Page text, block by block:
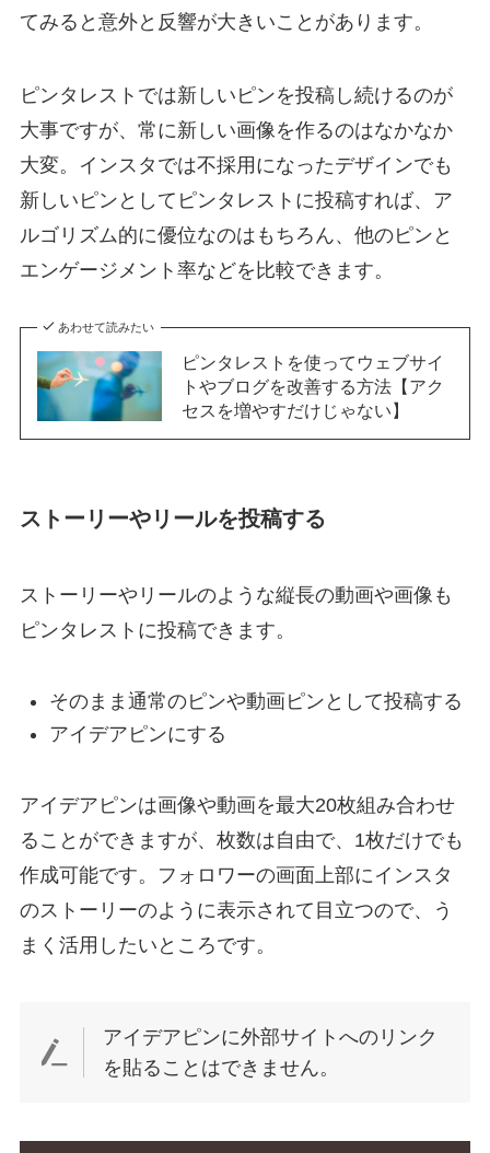
てみると意外と反響が大きいことがあります。
ピンタレストでは新しいピンを投稿し続けるのが
大事ですが、常に新しい画像を作るのはなかなか
大変。インスタでは不採用になったデザインでも
新しいピンとしてピンタレストに投稿すれば、ア
ルゴリズム的に優位なのはもちろん、他のピンと
エンゲージメント率などを比較できます。
あわせて読みたい
ピンタレストを使ってウェブサイ
トやブログを改善する方法【アク
セスを増やすだけじゃない】
ストーリーやリールを投稿する
ストーリーやリールのような縦長の動画や画像も
ピンタレストに投稿できます。
そのまま通常のピンや動画ピンとして投稿する
アイデアピンにする
アイデアピンは画像や動画を最大20枚組み合わせ
ることができますが、枚数は自由で、1枚だけでも
作成可能です。フォロワーの画面上部にインスタ
のストーリーのように表示されて目立つので、う
まく活用したいところです。
アイデアピンに外部サイトへのリンク
を貼ることはできません。